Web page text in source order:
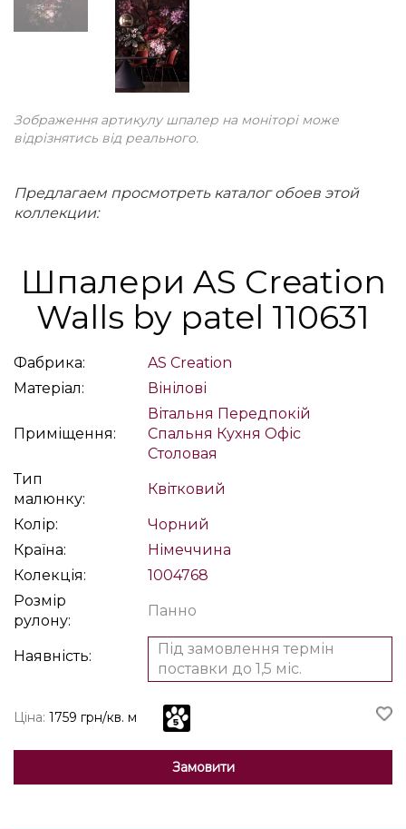
Зображення артикулу шпалер на моніторі може
відрізнятись від реального.
Предлагаем просмотреть каталог обоев этой
коллекции:
Шпалери AS Creation
Walls by patel 110631
Фабрика:
AS Creation
Матеріал:
Вінілові
Приміщення:
Вітальня Передпокій
Спальня Кухня Офіс
Столовая
Тип
малюнку:
Квітковий
Колір:
Чорний
Країна:
Німеччина
Колекція:
1004768
Розмір
рулону:
Панно
Наявність:
Під замовлення термін
поставки до 1,5 міс.
Ціна: 1759 грн/кв. м
Замовити